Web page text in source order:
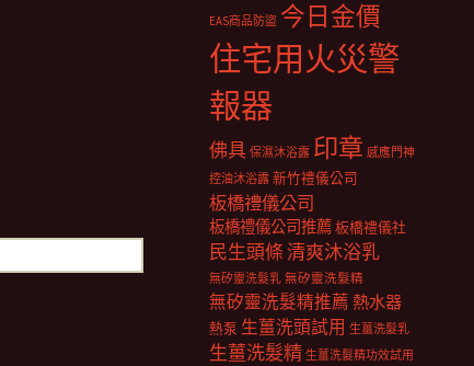
EAS商品防盜 今日金價
住宅用火災警
報器
佛具 保濕沐浴露 印章 感應門神
控油沐浴露 新竹禮儀公司
板橋禮儀公司
板橋禮儀公司推薦板橋禮儀社
民生頭條清爽沐浴乳
無矽靈洗髮乳 無矽靈洗髮精
無矽靈洗髮精推薦 熱水器
熱泵 生薑洗頭試用 生薑洗髮乳
生薑洗髮精 生薑洗髮精功效試用